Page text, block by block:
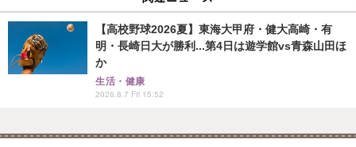
【高校野球2026夏】東海大甲府・健大高崎・有
明・長崎日大が勝利...第4日は遊学館vs青森山田ほ
か
生活・健康
2026.8.7 Fri 15:52